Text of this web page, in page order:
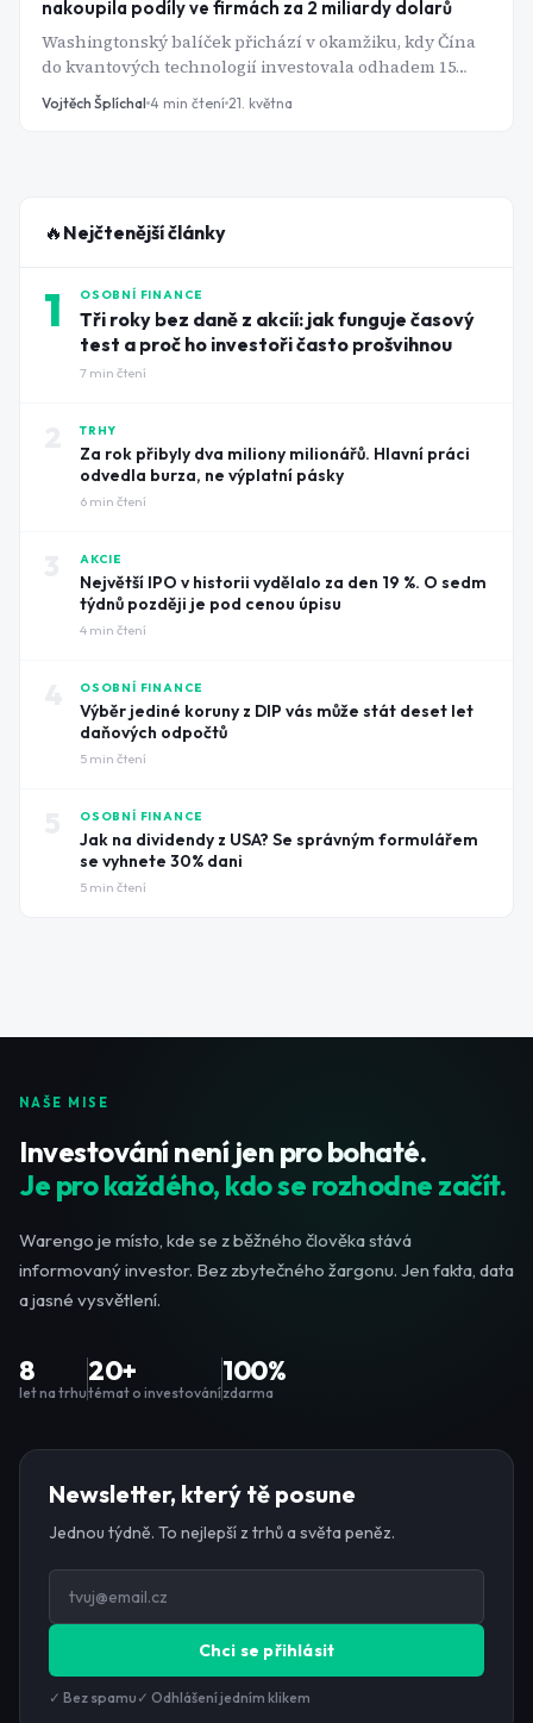
nakoupila podíly ve firmách za 2 miliardy dolarů
Washingtonský balíček přichází v okamžiku, kdy Čína
do kvantových technologií investovala odhadem 15
miliard dolarů. IBM dostane celou miliardu, zbývající
firmy po stu milionech a vláda si z každé vezme
Vojtěch Šplíchal 4 min čtení 21. května
🔥 Nejčtenější články
1 OSOBNÍ FINANCE
Tři roky bez daně z akcií: jak funguje časový
test a proč ho investoři často prošvihnou
7 min čtení
TRHY
Za rok přibyly dva miliony milionářů. Hlavní práci
odvedla burza, ne výplatní pásky
6 min čtení
AKCIE
Největší IPO v historii vydělalo za den 19 %. O sedm
týdnů později je pod cenou úpisu
4 min čtení
OSOBNÍ FINANCE
Výběr jediné koruny z DIP vás může stát deset let
daňových odpočtů
5 min čtení
OSOBNÍ FINANCE
Jak na dividendy z USA? Se správným formulářem
se vyhnete 30% dani
5 min čtení
NAŠE MISE
Investování není jen pro bohaté.
Je pro každého, kdo se rozhodne začít.
Warengo je místo, kde se z běžného člověka stává
informovaný investor. Bez zbytečného žargonu. Jen fakta, data
a jasné vysvětlení.
8
let na trhu
20+
témat o investování
100%
zdarma
Newsletter, který tě posune
Jednou týdně. To nejlepší z trhů a světa peněz.
Chci se přihlásit
✓ Bez spamu ✓ Odhlášení jedním klikem